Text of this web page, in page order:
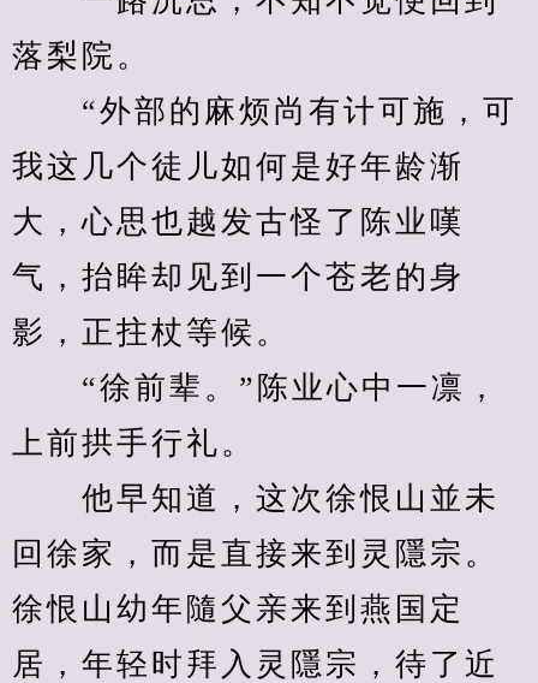
落梨院。
“外部的麻烦尚有计可施，可
我这几个徒儿如何是好年龄渐
大，心思也越发古怪了陈业嘆
气，抬眸却见到一个苍老的身
影，正拄杖等候。
“徐前辈。”陈业心中一凛，
上前拱手行礼。
他早知道，这次徐恨山並未
回徐家，而是直接来到灵隱宗。
徐恨山幼年隨父亲来到燕国定
居，年轻时拜入灵隱宗，待了近